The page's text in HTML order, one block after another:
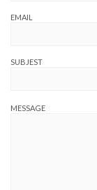
EMAIL
SUBJEST
MESSAGE